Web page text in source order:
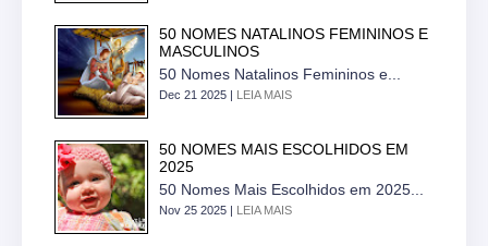
50 NOMES NATALINOS FEMININOS E
MASCULINOS
50 Nomes Natalinos Femininos e...
Dec 21 2025 | LEIA MAIS
50 NOMES MAIS ESCOLHIDOS EM
2025
50 Nomes Mais Escolhidos em 2025...
Nov 25 2025 | LEIA MAIS